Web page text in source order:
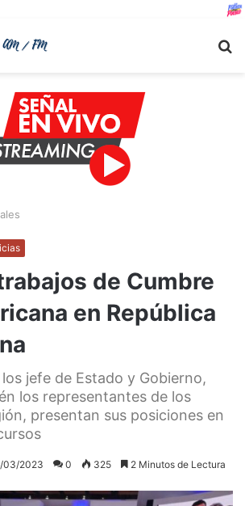
de Cumbre
en República
jefe de Estado y Gobierno,
los representantes de los
presentan sus posiciones en
03/2023 0 325 2 Minutos de Lectura